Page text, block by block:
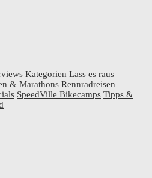
Kategorien Lass es raus
& Marathons Rennradreisen
SpeedVille Bikecamps Tipps &